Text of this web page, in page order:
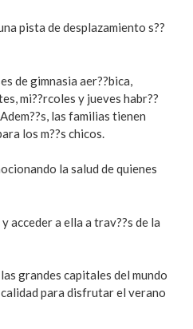
pista de desplazamiento s??
de gimnasia aer??bica,
mi??rcoles y jueves habr??
las familias tienen
los m??s chicos.
la salud de quienes
acceder a ella a trav??s de la
grandes capitales del mundo
para disfrutar el verano